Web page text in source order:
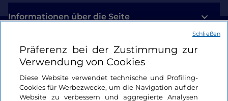
Informationen über die Seite
Nützliche Links
Login
Bleiben wir in Kontakt
Präferenz bei der Zustimmung zur
Verwendung von Cookies
Diese Website verwendet technische und Profiling-
Cookies für Werbezwecke, um die Navigation auf der
Website zu verbessern und aggregierte Analysen
Schließen